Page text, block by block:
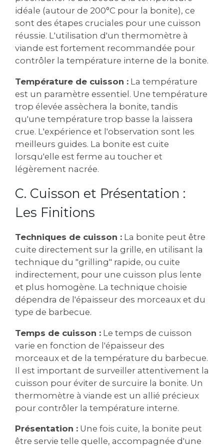
idéale (autour de 200°C pour la bonite), ce
sont des étapes cruciales pour une cuisson
réussie. L'utilisation d'un thermomètre à
viande est fortement recommandée pour
contrôler la température interne de la bonite.
Température de cuisson : La température
est un paramètre essentiel. Une température
trop élevée assèchera la bonite, tandis
qu'une température trop basse la laissera
crue. L'expérience et l'observation sont les
meilleurs guides. La bonite est cuite
lorsqu'elle est ferme au toucher et
légèrement nacrée.
C. Cuisson et Présentation :
Les Finitions
Techniques de cuisson : La bonite peut être
cuite directement sur la grille, en utilisant la
technique du "grilling" rapide, ou cuite
indirectement, pour une cuisson plus lente
et plus homogène. La technique choisie
dépendra de l'épaisseur des morceaux et du
type de barbecue.
Temps de cuisson : Le temps de cuisson
varie en fonction de l'épaisseur des
morceaux et de la température du barbecue.
Il est important de surveiller attentivement la
cuisson pour éviter de surcuire la bonite. Un
thermomètre à viande est un allié précieux
pour contrôler la température interne.
Présentation : Une fois cuite, la bonite peut
être servie telle quelle, accompagnée d'une